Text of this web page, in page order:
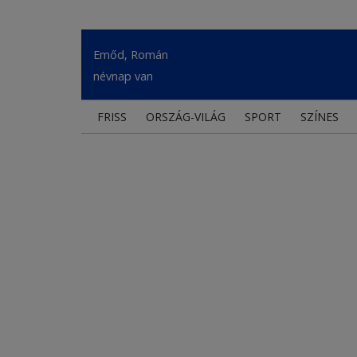
Emőd, Román
névnap van
FRISS ORSZÁG-VILÁG SPORT SZÍNES